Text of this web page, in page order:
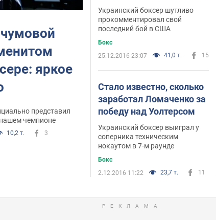
яркое
представил
чемпионе
10,2 т. 3
чемпиона мира
Украинский боксер шутливо
прокомментировал свой
последний бой в США
Бокс
25.12.2016 23:07
41,0 т. 15
Стало известно, сколько
заработал Ломаченко за
победу над Уолтерсом
Украинский боксер выиграл у
соперника техническим
нокаутом в 7-м раунде
Бокс
2.12.2016 11:22
23,7 т. 11